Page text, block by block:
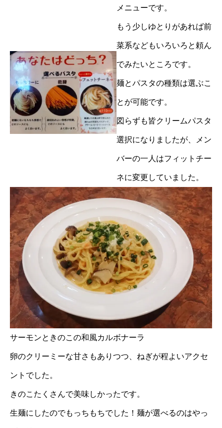
メニューです。
もう少しゆとりがあれば前
菜系などもいろいろと頼ん
でみたいところです。
麺とパスタの種類は選ぶこ
とが可能です。
図らずも皆クリームパスタ
選択になりましたが、メン
バーの一人はフィットチー
ネに変更していました。
サーモンときのこの和風カルボナーラ
卵のクリーミーな甘さもありつつ、ねぎが程よいアクセ
ントでした。
きのこたくさんで美味しかったです。
生麺にしたのでもっちもちでした！麺が選べるのはやっ